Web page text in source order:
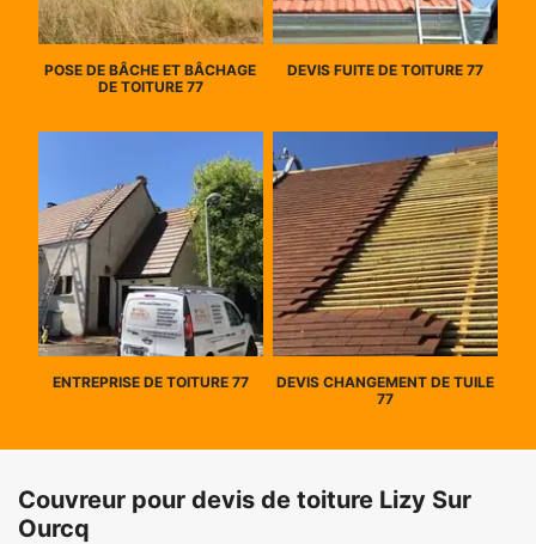
POSE DE BÂCHE ET BÂCHAGE
DE TOITURE 77
DEVIS FUITE DE TOITURE 77
ENTREPRISE DE TOITURE 77
DEVIS CHANGEMENT DE TUILE
77
Couvreur pour devis de toiture Lizy Sur
Ourcq